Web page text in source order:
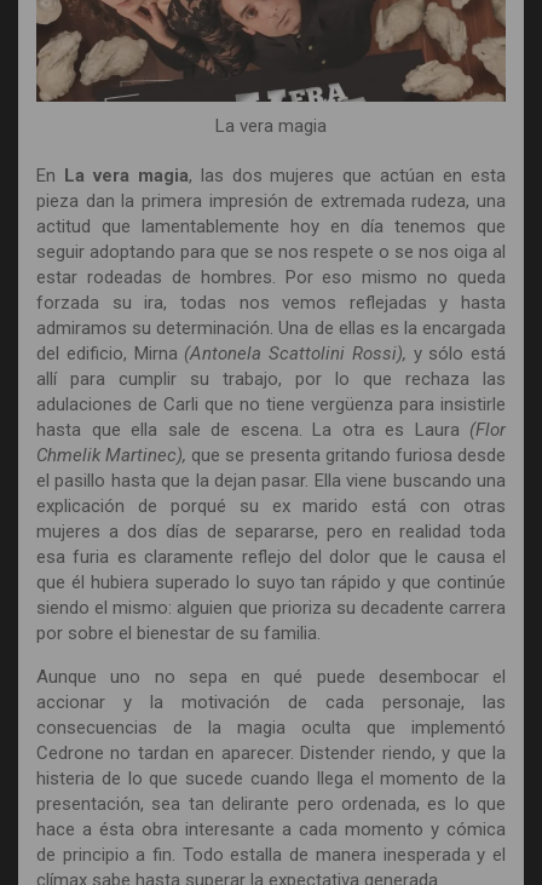
La vera magia
En La vera magia, las dos mujeres que actúan en esta
pieza dan la primera impresión de extremada rudeza, una
actitud que lamentablemente hoy en día tenemos que
seguir adoptando para que se nos respete o se nos oiga al
estar rodeadas de hombres. Por eso mismo no queda
forzada su ira, todas nos vemos reflejadas y hasta
admiramos su determinación. Una de ellas es la encargada
del edificio, Mirna (Antonela Scattolini Rossi), y sólo está
allí para cumplir su trabajo, por lo que rechaza las
adulaciones de Carli que no tiene vergüenza para insistirle
hasta que ella sale de escena. La otra es Laura (Flor
Chmelik Martinec), que se presenta gritando furiosa desde
el pasillo hasta que la dejan pasar. Ella viene buscando una
explicación de porqué su ex marido está con otras
mujeres a dos días de separarse, pero en realidad toda
esa furia es claramente reflejo del dolor que le causa el
que él hubiera superado lo suyo tan rápido y que continúe
siendo el mismo: alguien que prioriza su decadente carrera
por sobre el bienestar de su familia.
Aunque uno no sepa en qué puede desembocar el
accionar y la motivación de cada personaje, las
consecuencias de la magia oculta que implementó
Cedrone no tardan en aparecer. Distender riendo, y que la
histeria de lo que sucede cuando llega el momento de la
presentación, sea tan delirante pero ordenada, es lo que
hace a ésta obra interesante a cada momento y cómica
de principio a fin. Todo estalla de manera inesperada y el
clímax sabe hasta superar la expectativa generada.